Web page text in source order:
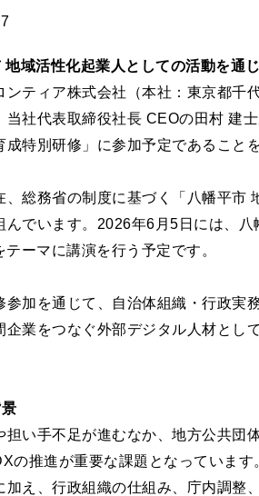
地域活性化起業人としての活動を通
ンティア株式会社（本社：東京都千
当社代表取締役社長 CEOの田村 建
成特別研修」に参加予定であること
、総務省の制度に基づく「八幡平市
んでいます。2026年6月5日には、
テーマに講演を行う予定です。
参加を通じて、自治体組織・行政実
企業をつなぐ外部デジタル人材とし
担い手不足が進むなか、地方公共団
の推進が重要な課題となっていま
加え、行政組織の仕組み、庁内調整